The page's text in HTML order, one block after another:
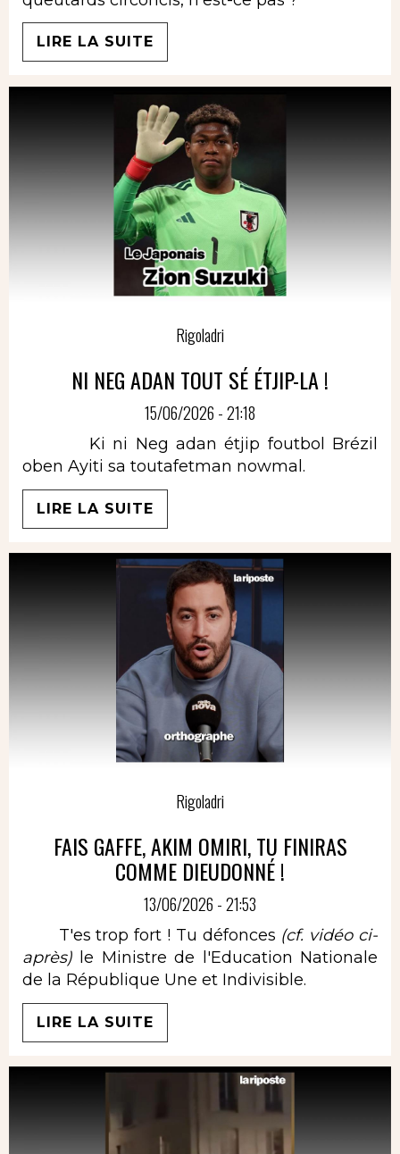
LIRE LA SUITE
Rigoladri
NI NEG ADAN TOUT SÉ ÉTJIP-LA !
15/06/2026 - 21:18
Ki ni Neg adan étjip foutbol Brézil
oben Ayiti sa toutafetman nowmal.
LIRE LA SUITE
Rigoladri
FAIS GAFFE, AKIM OMIRI, TU FINIRAS
COMME DIEUDONNÉ !
13/06/2026 - 21:53
T'es trop fort ! Tu défonces (cf. vidéo ci-
après) le Ministre de l'Education Nationale
de la République Une et Indivisible.
LIRE LA SUITE